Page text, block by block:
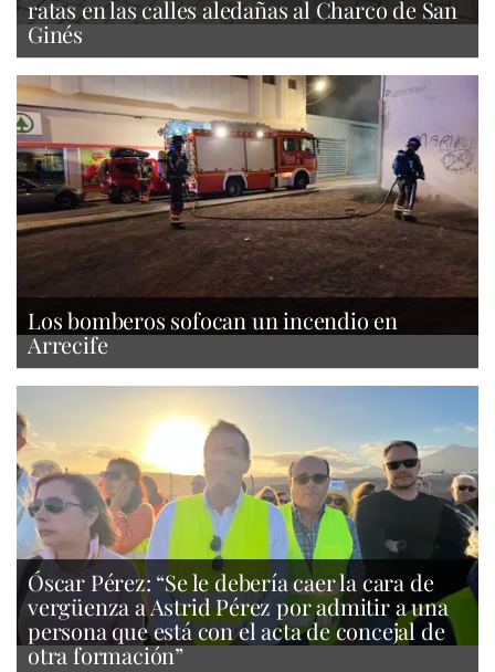
ratas en las calles aledañas al Charco de San
Ginés
Los bomberos sofocan un incendio en
Arrecife
Óscar Pérez: “Se le debería caer la cara de
vergüenza a Astrid Pérez por admitir a una
persona que está con el acta de concejal de
otra formación”